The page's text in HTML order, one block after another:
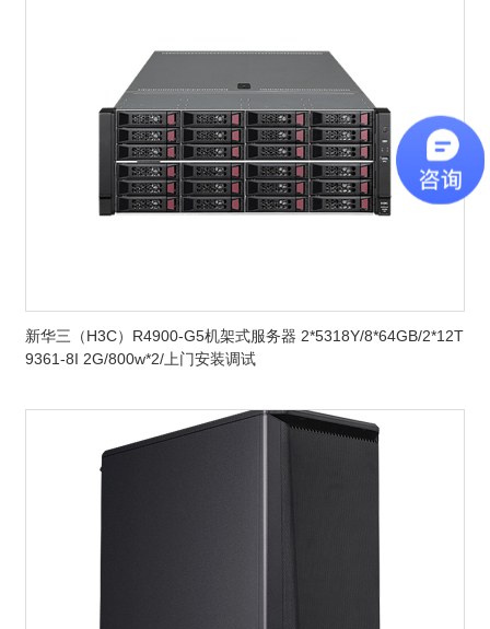
新华三（H3C）R4900-G5机架式服务器 2*5318Y/8*64GB/2*12T
9361-8I 2G/800w*2/上门安装调试